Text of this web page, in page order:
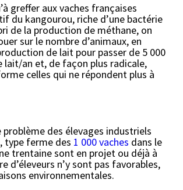
greffer aux vaches françaises
du kangourou, riche d’une bactérie
de la production de méthane, on
sur le nombre d’animaux, en
de lait pour passer de 5 000
lait/an et, de façon plus radicale,
celles qui ne répondent plus à
problème des élevages industriels
type ferme des 1 000 vaches dans le
trentaine sont en projet ou déjà à
d’éleveurs n’y sont pas favorables,
environnementales.